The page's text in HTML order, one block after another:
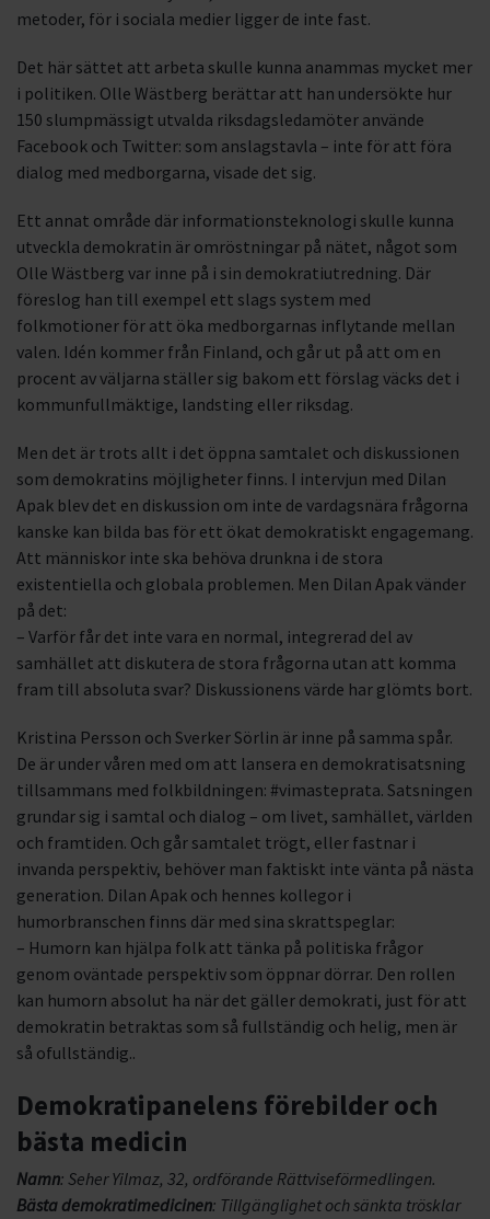
metoder, för i sociala medier ligger de inte fast.
Det här sättet att arbeta skulle kunna anammas mycket mer
i politiken. Olle Wästberg berättar att han undersökte hur
150 slumpmässigt utvalda riksdagsledamöter använde
Facebook och Twitter: som anslagstavla – inte för att föra
dialog med medborgarna, visade det sig.
Ett annat område där informationsteknologi skulle kunna
utveckla demokratin är omröstningar på nätet, något som
Olle Wästberg var inne på i sin demokratiutredning. Där
föreslog han till exempel ett slags system med
folkmotioner för att öka medborgarnas inflytande mellan
valen. Idén kommer från Finland, och går ut på att om en
procent av väljarna ställer sig bakom ett förslag väcks det i
kommunfullmäktige, landsting eller riksdag.
Men det är trots allt i det öppna samtalet och diskussionen
som demokratins möjligheter finns. I intervjun med Dilan
Apak blev det en diskussion om inte de vardagsnära frågorna
kanske kan bilda bas för ett ökat demokratiskt engagemang.
Att människor inte ska behöva drunkna i de stora
existentiella och globala problemen. Men Dilan Apak vänder
på det:
– Varför får det inte vara en normal, integrerad del av
samhället att diskutera de stora frågorna utan att komma
fram till absoluta svar? Diskussionens värde har glömts bort.
Kristina Persson och Sverker Sörlin är inne på samma spår.
De är under våren med om att lansera en demokratisatsning
tillsammans med folkbildningen: #vimasteprata. Satsningen
grundar sig i samtal och dialog – om livet, samhället, världen
och framtiden. Och går samtalet trögt, eller fastnar i
invanda perspektiv, behöver man faktiskt inte vänta på nästa
generation. Dilan Apak och hennes kollegor i
humorbranschen finns där med sina skrattspeglar:
– Humorn kan hjälpa folk att tänka på politiska frågor
genom oväntade perspektiv som öppnar dörrar. Den rollen
kan humorn absolut ha när det gäller demokrati, just för att
demokratin betraktas som så fullständig och helig, men är
så ofullständig..
Demokratipanelens förebilder och
bästa medicin
Namn: Seher Yilmaz, 32, ordförande Rättviseförmedlingen.
Bästa demokratimedicinen: Tillgänglighet och sänkta trösklar